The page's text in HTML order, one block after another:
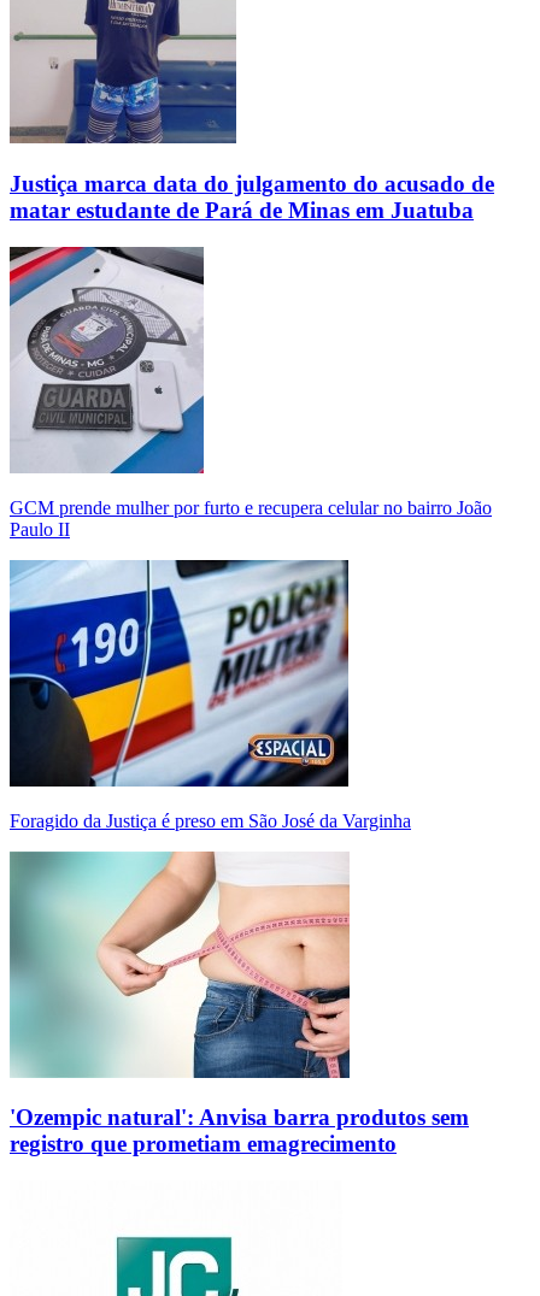
Justiça marca data do julgamento do acusado de
matar estudante de Pará de Minas em Juatuba
GCM prende mulher por furto e recupera celular no bairro João
Paulo II
Foragido da Justiça é preso em São José da Varginha
'Ozempic natural': Anvisa barra produtos sem
registro que prometiam emagrecimento